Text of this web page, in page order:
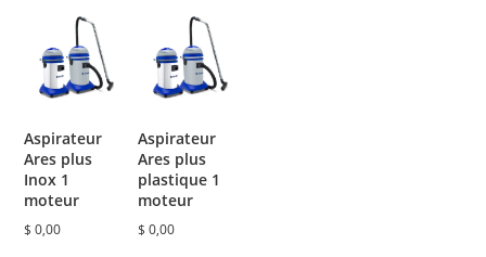
Aspirateur
Ares plus
Inox 1
moteur
$ 0,00
Aspirateur
Ares plus
plastique 1
moteur
$ 0,00